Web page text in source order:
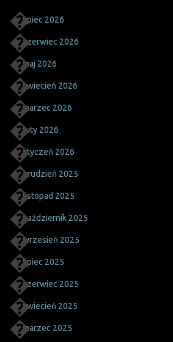
lipiec 2026
czerwiec 2026
maj 2026
kwiecień 2026
marzec 2026
luty 2026
styczeń 2026
grudzień 2025
listopad 2025
październik 2025
wrzesień 2025
lipiec 2025
czerwiec 2025
kwiecień 2025
marzec 2025